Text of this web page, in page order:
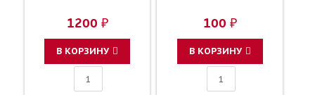
1200 ₽
В КОРЗИНУ
100 ₽
В КОРЗИНУ